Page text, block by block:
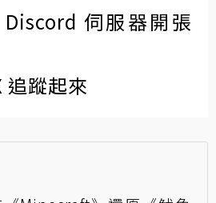
伺服器開張
追蹤起來